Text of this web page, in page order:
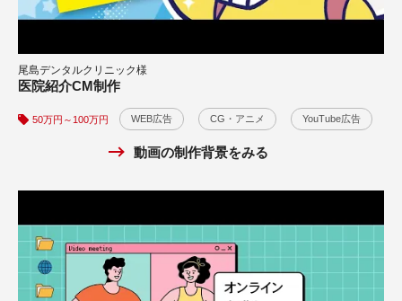
尾島デンタルクリニック様
医院紹介CM制作
50万円～100万円 WEB広告 CG・アニメ YouTube広告
動画の制作背景をみる
キヤノンITソリューションズ株式会社様
ウィルス対策ソフトPR動画制作事例（テレワーク）
30万円～50万円 サービス紹介 CG・アニメ
動画の制作背景をみる
フジラクトプラスPR動画広告
動画の制作背景をみる